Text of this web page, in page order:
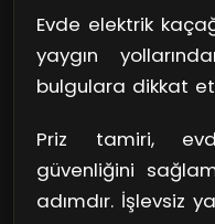
Evde elektrik
yaygın
bulgulara dikkat
bir uzmana
sürekli devre
kaçağının
Priz tamiri,
güvenliğini
adımdır. İşlevsiz